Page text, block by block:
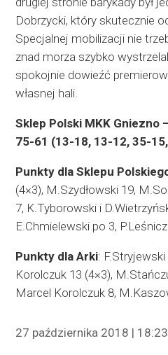
Dobrzycki, który skutecznie
Specjalnej mobilizacji nie
znad morza szybko
spokojnie dowieźć
własnej hali.
Sklep Polski MKK Gniezno
75-61 (13-18, 13-12, 35-
Punkty dla Sklepu
(4×3), M.Szydłowski 19,
7, K.Tyborowski i
E.Chmielewski po 3,
Punkty dla Arki: F.Stryjewski
Korolczuk 13 (4×3),
Marcel Korolczuk 8,
27 października 2018 | 18:23